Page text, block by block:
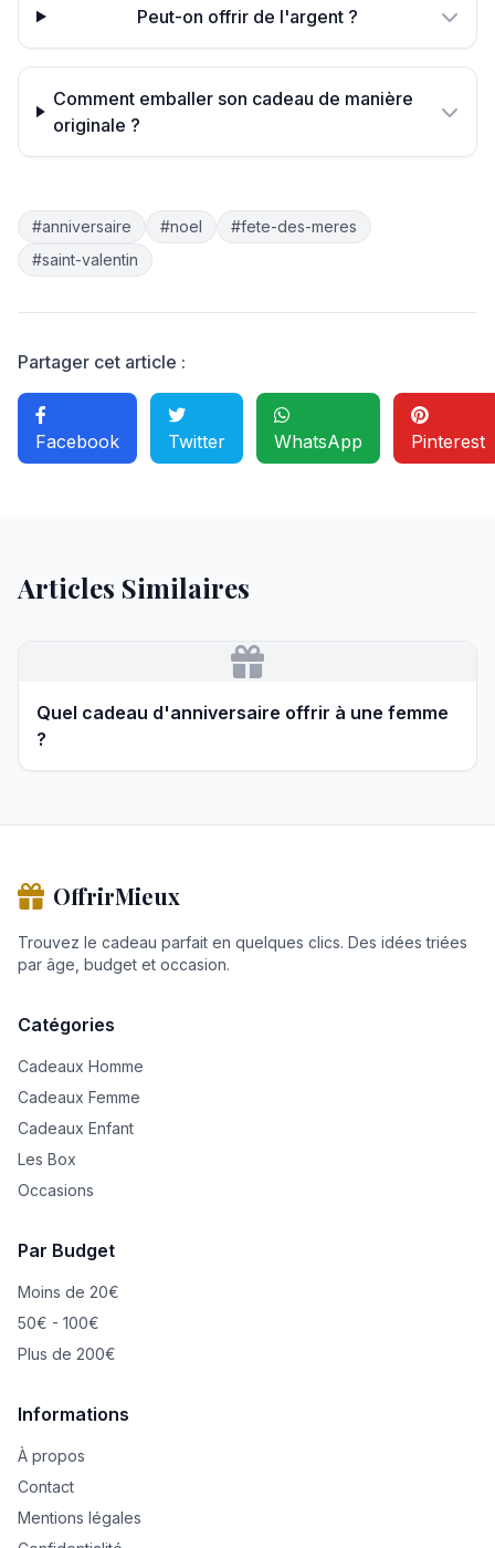
Peut-on offrir de l'argent ?
Comment emballer son cadeau de manière
originale ?
#anniversaire #noel
#fete-des-meres
#saint-valentin
Partager cet article :
Facebook Twitter WhatsApp Pinterest
Articles Similaires
Quel cadeau d'anniversaire offrir à une femme
?
OffrirMieux
Trouvez le cadeau parfait en quelques clics. Des idées triées
par âge, budget et occasion.
Catégories
Cadeaux Homme
Cadeaux Femme
Cadeaux Enfant
Les Box
Occasions
Par Budget
Moins de 20€
50€ - 100€
Plus de 200€
Informations
À propos
Contact
Mentions légales